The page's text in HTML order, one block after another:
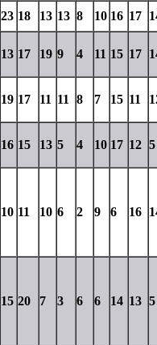
23 18 13 13 8 10 16 17
13 17 19 9 4 11 15 17
19 17 11 11 8 7 15 11
16 15 13 5 4 10 17 12 5
10 11 10 6 2 9 6 16
15 20 7 3 6 6 14 13 5